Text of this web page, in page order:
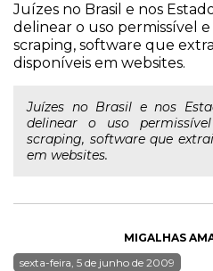
Juízes no Brasil e nos
delinear o uso permissível
scraping, software que
disponíveis em websites.
Juízes no Brasil e nos
delinear o uso
scraping, software que
em websites.
MIGALHAS
sexta-feira, 5 de junho de 2009